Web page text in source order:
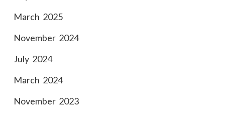
March 2025
November 2024
July 2024
March 2024
November 2023